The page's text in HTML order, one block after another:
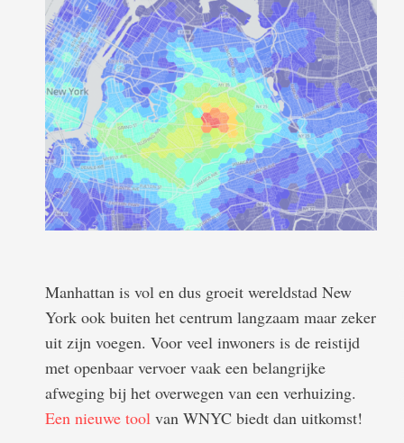
Manhattan is vol en dus groeit wereldstad New
York ook buiten het centrum langzaam maar zeker
uit zijn voegen. Voor veel inwoners is de reistijd
met openbaar vervoer vaak een belangrijke
afweging bij het overwegen van een verhuizing.
Een nieuwe tool van WNYC biedt dan uitkomst!